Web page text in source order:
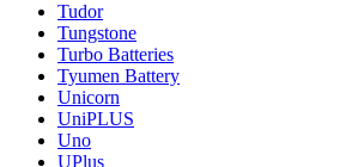
Tudor
Tungstone
Turbo Batteries
Tyumen Battery
Unicorn
UniPLUS
Uno
UPlus